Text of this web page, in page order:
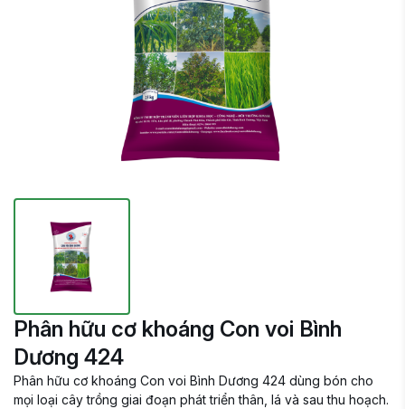
Phân hữu cơ khoáng Con voi Bình
Dương 424
Phân hữu cơ khoáng Con voi Bình Dương 424 dùng bón cho
mọi loại cây trồng giai đoạn phát triển thân, lá và sau thu hoạch.